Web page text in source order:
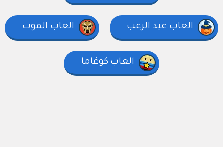
العاب عيد الرعب العاب الموت
العاب كوغاما